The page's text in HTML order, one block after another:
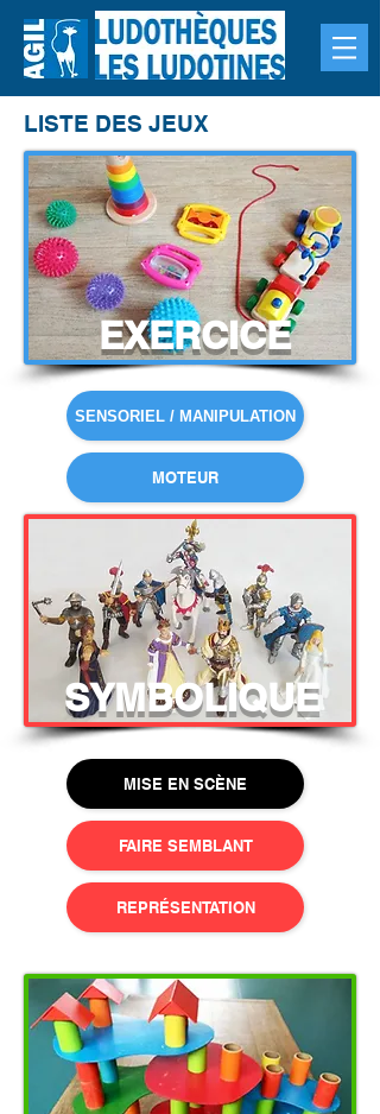
LISTE DES JEUX
EXERCICE
SENSORIEL / MANIPULATION
MOTEUR
SYMBOLIQUE
MISE EN SCÈNE
FAIRE SEMBLANT
REPRÉSENTATION